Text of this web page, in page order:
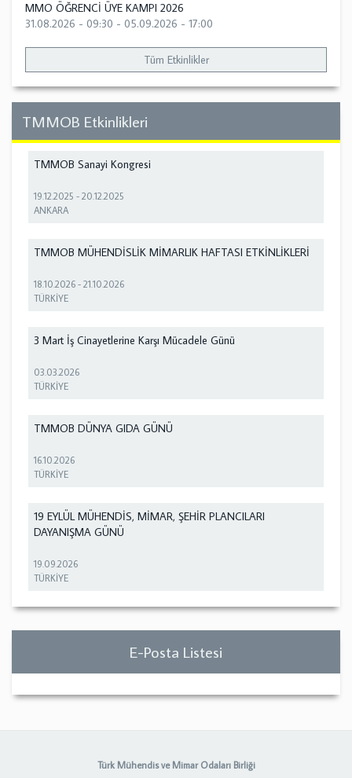
MMO ÖĞRENCİ ÜYE KAMPI 2026
31.08.2026 - 09:30 - 05.09.2026 - 17:00
Tüm Etkinlikler
TMMOB Etkinlikleri
TMMOB Sanayi Kongresi
19.12.2025 -20.12.2025
ANKARA
TMMOB MÜHENDİSLİK MİMARLIK HAFTASI ETKİNLİKLERİ
18.10.2026 -21.10.2026
TÜRKİYE
3 Mart İş Cinayetlerine Karşı Mücadele Günü
03.03.2026
TÜRKİYE
TMMOB DÜNYA GIDA GÜNÜ
16.10.2026
TÜRKİYE
19 EYLÜL MÜHENDİS, MİMAR, ŞEHİR PLANCILARI
DAYANIŞMA GÜNÜ
19.09.2026
TÜRKİYE
E-Posta Listesi
Türk Mühendis ve Mimar Odaları Birliği